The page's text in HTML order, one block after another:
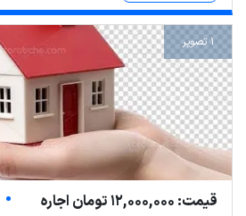
1 تصویر
قیمت: 12,000,000 تومان اجاره